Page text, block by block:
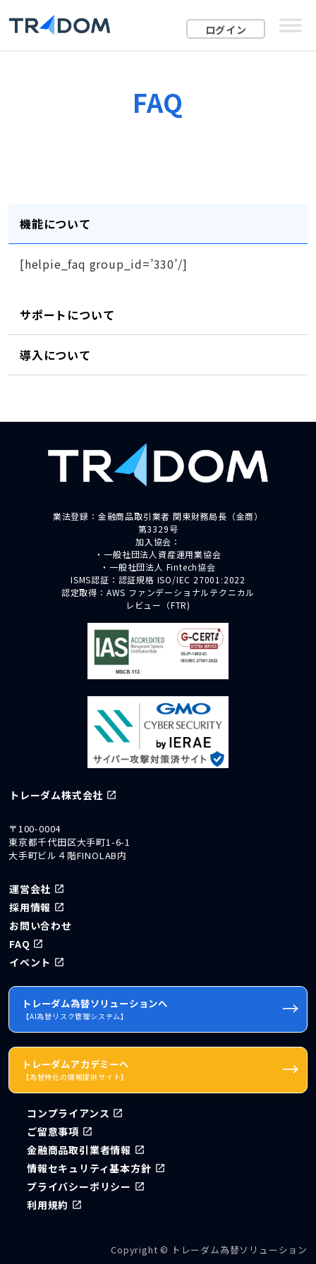
ログイン
FAQ
機能について
[helpie_faq group_id=’330’/]
サポートについて
導入について
業法登録：金融商品取引業者 関東財務局長（金商）
第3329号
加入協会：
・一般社団法人資産運用業協会
・一般社団法人 Fintech協会
ISMS認証：認証規格 ISO/IEC 27001:2022
認定取得：AWS ファンデーショナルテクニカル
レビュー（FTR)
トレーダム株式会社
〒100-0004
東京都千代田区大手町1-6-1
大手町ビル４階FINOLAB内
運営会社
採用情報
お問い合わせ
FAQ
イベント
トレーダム為替ソリューションへ
【AI為替リスク管理システム】 →
トレーダムアカデミーへ
【為替特化の情報提供サイト】 →
コンプライアンス
ご留意事項
金融商品取引業者情報
情報セキュリティ基本方針
プライバシーポリシー
利用規約
Copyright © トレーダム為替ソリューション